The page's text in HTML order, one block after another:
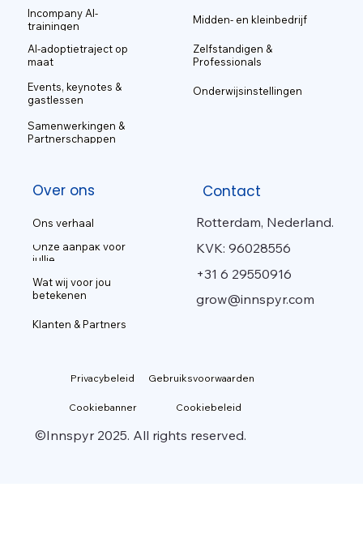
Incompany AI-
trainingen
AI-adoptietraject op
maat
Events, keynotes &
gastlessen
Samenwerkingen &
Partnerschappen
Midden- en kleinbedrijf
Zelfstandigen &
Professionals
Onderwijsinstellingen
Over ons
Ons verhaal
Onze aanpak voor
jullie
Wat wij voor jou
betekenen
Klanten & Partners
Contact
Rotterdam, Nederland.
KVK: 96028556
+31 6 29550916
grow@innspyr.com
Privacybeleid Gebruiksvoorwaarden
Cookiebanner Cookiebeleid
©Innspyr 2025. All rights reserved.